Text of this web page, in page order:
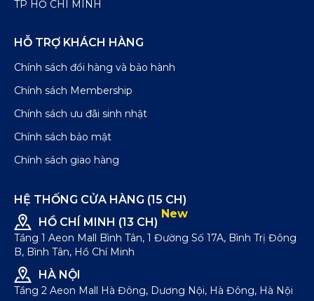
TP HỒ CHÍ MINH
HỖ TRỢ KHÁCH HÀNG
Chính sách đổi hàng và bảo hành
Chính sách Membership
Chính sách ưu đãi sinh nhật
Chính sách bảo mật
Chính sách giao hàng
HỆ THỐNG CỬA HÀNG (15 CH)
HỒ CHÍ MINH (13 CH)
New
Tầng 1 Aeon Mall Bình Tân, 1 Đường Số 17A, Bình Trị Đông
B, Bình Tân, Hồ Chí Minh
HÀ NỘI
Tầng 2 Aeon Mall Hà Đông, Dương Nội, Hà Đông, Hà Nội